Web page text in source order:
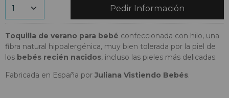
Pedir Información
Toquilla de verano para bebé confeccionada con hilo, una
fibra natural hipoalergénica, muy bien tolerada por la piel de
los bebés recién nacidos, incluso las pieles más delicadas.
Fabricada en España por Juliana Vistiendo Bebés.